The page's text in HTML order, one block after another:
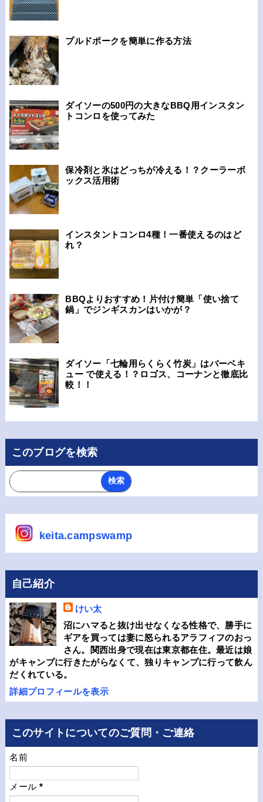
プルドポークを簡単に作る方法
ダイソーの500円の大きなBBQ用インスタン
トコンロを使ってみた
保冷剤と氷はどっちが冷える！？クーラーボ
ックス活用術
インスタントコンロ4種！一番使えるのはど
れ？
BBQよりおすすめ！片付け簡単「使い捨て
鍋」でジンギスカンはいかが？
ダイソー「七輪用らくらく竹炭」はバーベキ
ュー で使える！？ロゴス、コーナンと徹底比
較！！
このブログを検索
keita.campswamp
自己紹介
けい太
沼にハマると抜け出せなくなる性格で、勝手に
ギアを買っては妻に怒られるアラフィフのおっ
さん。関西出身で現在は東京都在住。最近は娘
がキャンプに行きたがらなくて、独りキャンプに行って飲ん
だくれている。
詳細プロフィールを表示
このサイトについてのご質問・ご連絡
名前
メール *